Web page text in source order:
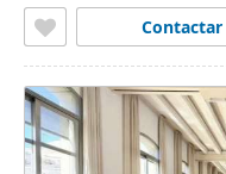
Contactar